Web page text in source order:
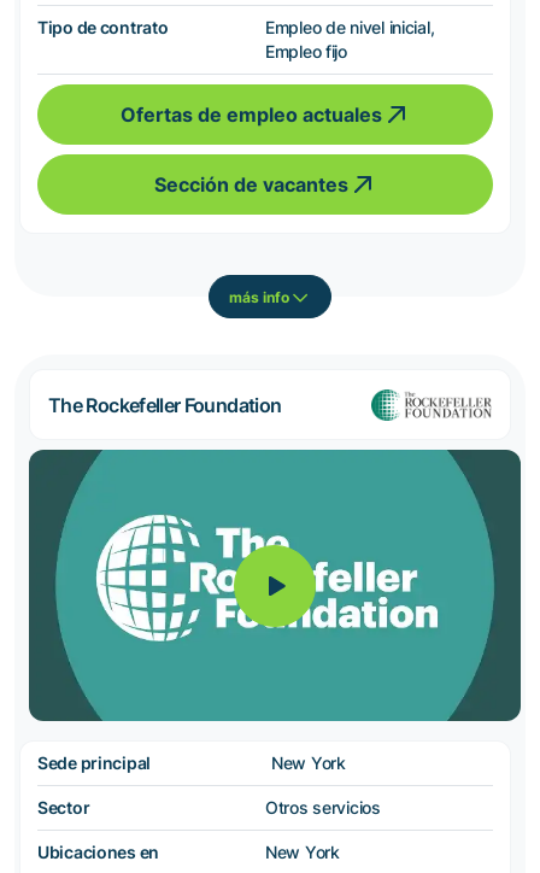
Tipo de contrato
Empleo de nivel inicial,
Empleo fijo
Ofertas de empleo actuales
Sección de vacantes
más info
The Rockefeller Foundation
Sede principal New York
Sector Otros servicios
Ubicaciones en New York